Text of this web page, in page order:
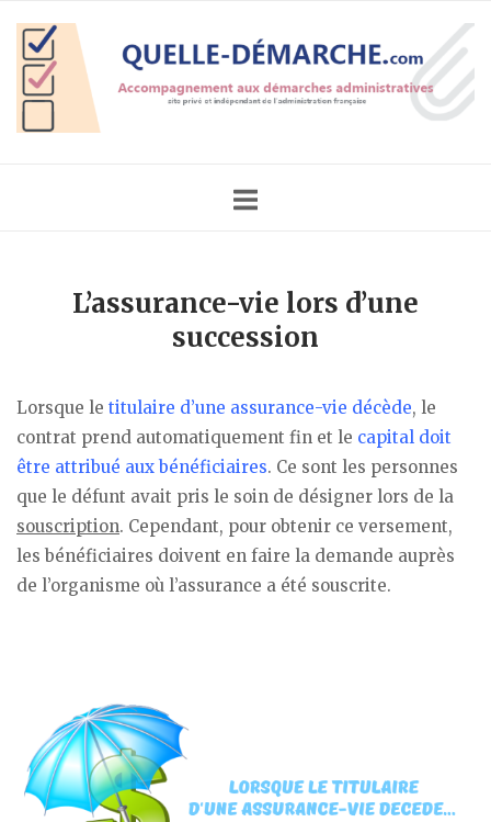
content
Home
L’assurance-vie lors d’une
succession
Lorsque le titulaire d’une assurance-vie décède, le
contrat prend automatiquement fin et le capital doit
être attribué aux bénéficiaires. Ce sont les personnes
que le défunt avait pris le soin de désigner lors de la
souscription. Cependant, pour obtenir ce versement,
les bénéficiaires doivent en faire la demande auprès
de l’organisme où l’assurance a été souscrite.